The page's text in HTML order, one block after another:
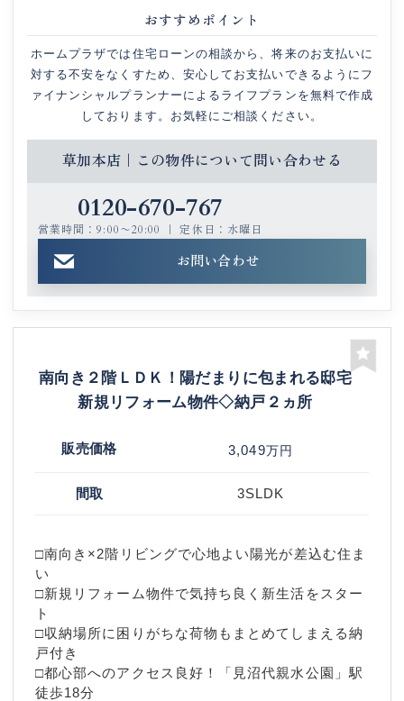
おすすめポイント
ホームプラザでは住宅ローンの相談から、将来のお支払いに
対する不安をなくすため、安心してお支払いできるようにフ
ァイナンシャルプランナーによるライフプランを無料で作成
しております。お気軽にご相談ください。
草加本店｜この物件について問い合わせる
0120-670-767
営業時間：9:00〜20:00 ｜ 定休日：水曜日
お問い合わせ
南向き２階ＬＤＫ！陽だまりに包まれる邸宅
新規リフォーム物件◇納戸２ヵ所
販売価格 3,049万円
間取 3SLDK
□南向き×2階リビングで心地よい陽光が差込む住ま
い
□新規リフォーム物件で気持ち良く新生活をスター
ト
□収納場所に困りがちな荷物もまとめてしまえる納
戸付き
□都心部へのアクセス良好！「見沼代親水公園」駅
徒歩18分